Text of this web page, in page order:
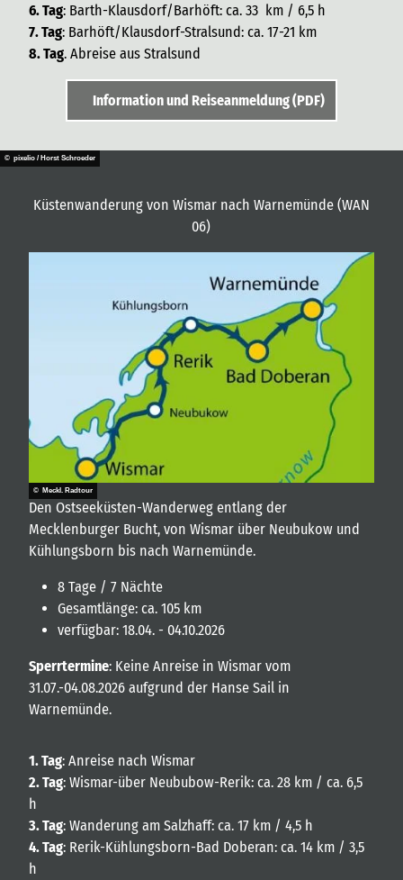
6. Tag: Barth-Klausdorf/Barhöft: ca. 33 km / 6,5 h
7. Tag: Barhöft/Klausdorf-Stralsund: ca. 17-21 km
8. Tag. Abreise aus Stralsund
Information und Reiseanmeldung (PDF)
© pixelio / Horst Schroeder
Küstenwanderung von Wismar nach Warnemünde (WAN
06)
© Meckl. Radtour
Den Ostseeküsten-Wanderweg entlang der
Mecklenburger Bucht, von Wismar über Neubukow und
Kühlungsborn bis nach Warnemünde.
8 Tage / 7 Nächte
Gesamtlänge: ca. 105 km
verfügbar: 18.04. - 04.10.2026
Sperrtermine: Keine Anreise in Wismar vom
31.07.-04.08.2026 aufgrund der Hanse Sail in
Warnemünde.
1. Tag: Anreise nach Wismar
2. Tag: Wismar-über Neububow-Rerik: ca. 28 km / ca. 6,5
h
3. Tag: Wanderung am Salzhaff: ca. 17 km / 4,5 h
4. Tag: Rerik-Kühlungsborn-Bad Doberan: ca. 14 km / 3,5
h